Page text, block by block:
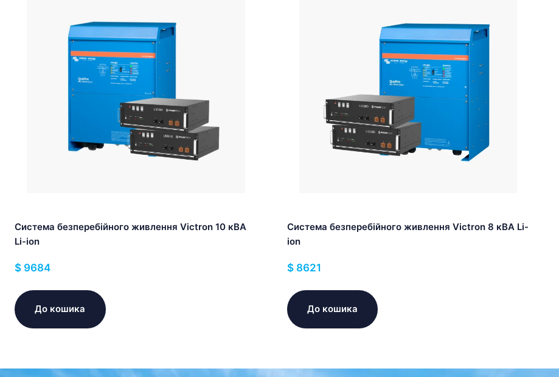
Система безперебійного живлення Victron 10 кВА
Li-ion
$ 9684
До кошика
Система безперебійного живлення Victron 8 кВА Li-
ion
$8621
До кошика